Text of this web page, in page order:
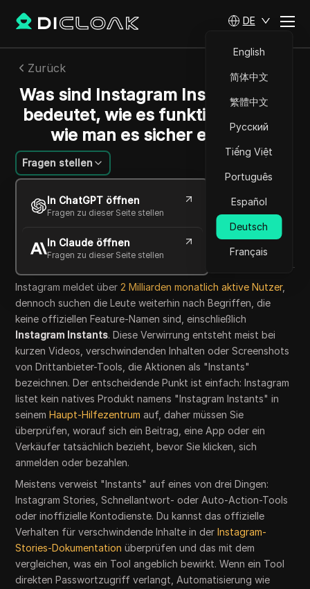
DE
English
简体中文
繁體中文
Русский
Tiếng Việt
Português
Español
Deutsch
Français
Zurück
Was sind Instagram Instants? Das
bedeutet, wie es funktioniert und
wie man es sicher einsetzt
Fragen stellen
In ChatGPT öffnen
Fragen zu dieser Seite stellen
In Claude öffnen
Fragen zu dieser Seite stellen
Emily Grace
19 Mai 2026 6 min lesen
Copy Link
Instagram meldet über2 Milliarden monatlich aktive Nutzer,
dennoch suchen die Leute weiterhin nach Begriffen, die
keine offiziellen Feature-Namen sind, einschließlich
Instagram Instants. Diese Verwirrung entsteht meist bei
kurzen Videos, verschwindenden Inhalten oder Screenshots
von Drittanbieter-Tools, die Aktionen als "Instants"
bezeichnen. Der entscheidende Punkt ist einfach: Instagram
listet kein natives Produkt namens "Instagram Instants" in
seinemHaupt-Hilfezentrum auf, daher müssen Sie
überprüfen, worauf sich ein Beitrag, eine App oder ein
Verkäufer tatsächlich bezieht, bevor Sie klicken, sich
anmelden oder bezahlen.
Meistens verweist "Instants" auf eines von drei Dingen:
Instagram Stories, Schnellantwort- oder Auto-Action-Tools
oder inoffizielle Kontodienste. Du kannst das offizielle
Verhalten für verschwindende Inhalte in derInstagram-
Stories-Dokumentation überprüfen und das mit dem
vergleichen, was ein Tool angeblich bewirkt. Wenn ein Tool
direkten Passwortzugriff verlangt, Automatisierung wie